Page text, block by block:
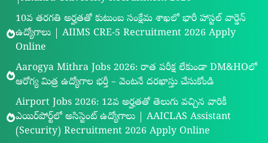
10వ తరగతి అర్హతతో కుటుంబ సంక్షేమ శాఖలో భారీ హాస్టల్ వార్డెన్
ఉద్యోగాలు | AIIMS CRE-5 Recruitment 2026 Apply
Online
Aarogya Mithra Jobs 2026: రాత పరీక్ష లేకుండా DM&HOలో
ఆరోగ్య మిత్ర ఉద్యోగాల భర్తీ – వెంటనే దరఖాస్తు చేసుకోండి
Airport Jobs 2026: 12వ అర్హతతో తెలుగు వచ్చిన వారికీ
ఎయిర్‌పోర్ట్‌లో అసిస్టెంట్ ఉద్యోగాలు | AAICLAS Assistant
(Security) Recruitment 2026 Apply Online